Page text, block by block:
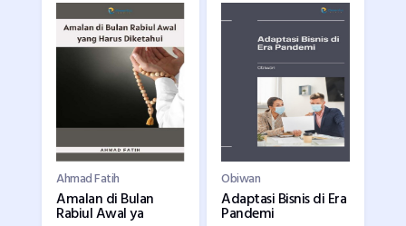
Ahmad Fatih
Amalan di Bulan
Rabiul Awal ya
Obiwan
Adaptasi Bisnis di Era
Pandemi